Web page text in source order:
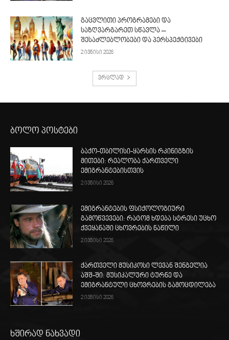
გაცვლითი პროგრამები და
საზღვარგარეთ სწავლა –
შესაძლებლობები და პერსპექტივები
2 ივნისი 2026
ვრცლად
ბოლო პოსტები
ბაქო-თბილისი-ყარსის რკინიგზის
მითები: რეალობა ქართველი
ემიგრანტებისთვის
2 ივნისი 2026
ემიგრანტების ფსიქოლოგიური
გამოწვევები: რატომ ხდება სტრესი უცხო
ქვეყანაში ცხოვრების ნაწილი
2 ივნისი 2026
ქართველი მუსიკოსი ლევან შენგელია
აშშ-ში: მუსიკალური ტურნე და
ემიგრანტული ცხოვრების გამოცდილება
2 ივნისი 2026
ხშირად ნახვადი